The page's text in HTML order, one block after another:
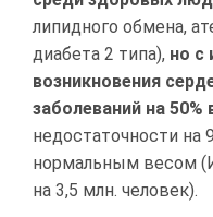
липидного обмена,
диабета 2 типа), но с
возникновения
заболеваний на
недостаточности
нормальным весом
на 3,5 млн. человек).